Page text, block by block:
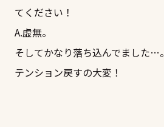
てください！
A.虚無。
そしてかなり落ち込んでました…。
テンション戻すの大変！